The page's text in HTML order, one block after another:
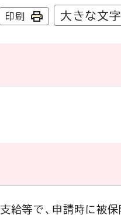
印刷 大きな文
給等で、申請時に被